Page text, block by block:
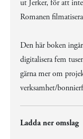
ut Jerker, för att
Romanen
Den här boken
digitalisera fem
gärna mer om
verksamhet/
Ladda ner omslag